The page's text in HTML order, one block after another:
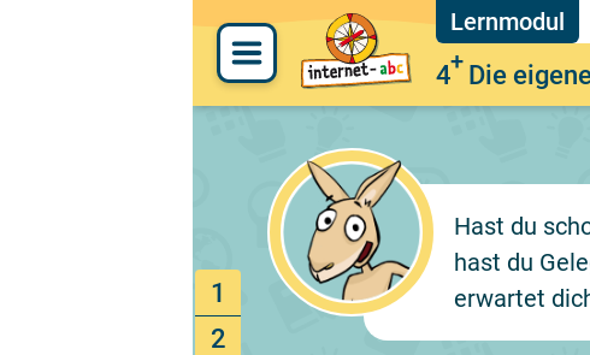
4 Die
1
2
Hast du
hast du
erwartet